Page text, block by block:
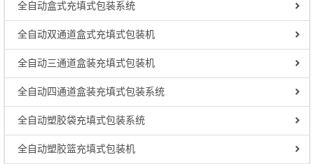
全自动盒式充填式包装系统
全自动双通道盒式充填式包装机
全自动三通道盒装充填式包装机
全自动四通道盒装充填式包装系统
全自动塑胶袋充填式包装系统
全自动塑胶篮充填式包装机